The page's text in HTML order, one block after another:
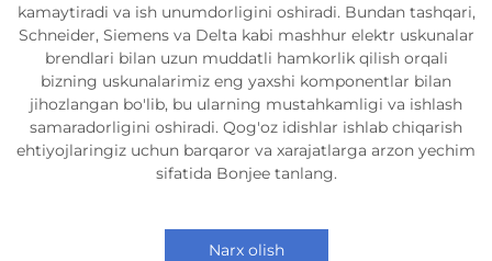
kamaytiradi va ish unumdorligini oshiradi. Bundan tashqari,
Schneider, Siemens va Delta kabi mashhur elektr uskunalar
brendlari bilan uzun muddatli hamkorlik qilish orqali
bizning uskunalarimiz eng yaxshi komponentlar bilan
jihozlangan bo'lib, bu ularning mustahkamligi va ishlash
samaradorligini oshiradi. Qog'oz idishlar ishlab chiqarish
ehtiyojlaringiz uchun barqaror va xarajatlarga arzon yechim
sifatida Bonjee tanlang.
Narx olish